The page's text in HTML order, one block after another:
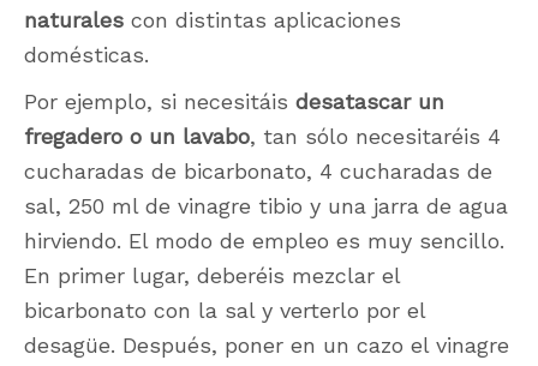
naturales con distintas aplicaciones
domésticas.
Por ejemplo, si necesitáis desatascar un
fregadero o un lavabo, tan sólo necesitaréis 4
cucharadas de bicarbonato, 4 cucharadas de
sal, 250 ml de vinagre tibio y una jarra de agua
hirviendo. El modo de empleo es muy sencillo.
En primer lugar, deberéis mezclar el
bicarbonato con la sal y verterlo por el
desagüe. Después, poner en un cazo el vinagre